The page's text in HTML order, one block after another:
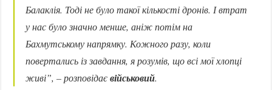
Балаклія. Тоді не було такої кількості дронів. І втрат
у нас було значно менше, аніж потім на
Бахмутському напрямку. Кожного разу, коли
повертались із завдання, я розумів, що всі мої хлопці
живі”, – розповідаєвійськовий.